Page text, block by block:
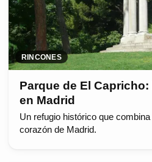
RINCONES
Parque de El
en Madrid
Un refugio histórico que
corazón de Madrid.